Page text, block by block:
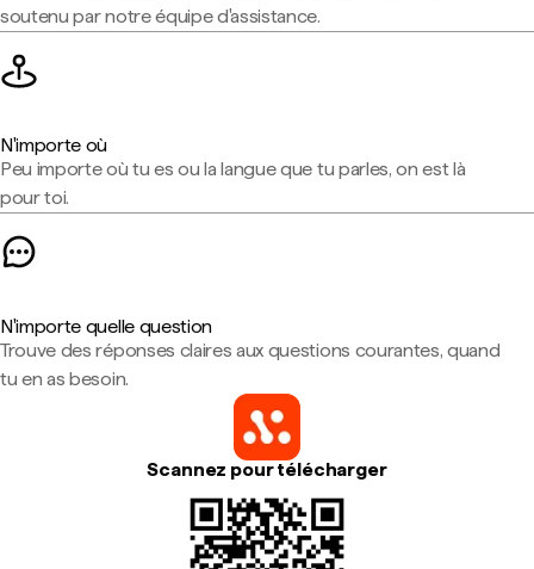
soutenu par notre équipe d'assistance.
N'importe où
Peu importe où tu es ou la langue que tu parles, on est là
pour toi.
N'importe quelle question
Trouve des réponses claires aux questions courantes, quand
tu en as besoin.
Scannez pour télécharger